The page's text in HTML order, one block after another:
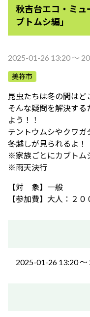
自然環境を守る
生活環境を守る
秋吉台エコ・ミ
ブトムシ編」
2025-01-26 13:20 〜
美祢市
昆虫たちは冬の間はど
そんな疑問を解決す
よう！！
テントウムシやクワ
冬越しが見られるよ！
※家族ごとにカブトム
※雨天決行
【対 象】一般
【参加費】大人：２
2025-01-26 13:20